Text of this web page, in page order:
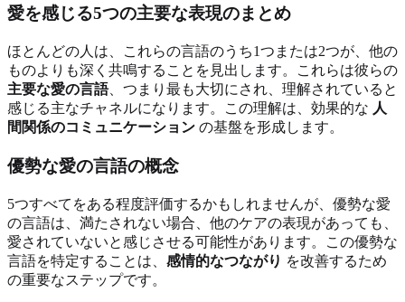
愛を感じる5つの主要な表現のまとめ
ほとんどの人は、これらの言語のうち1つまたは2つが、他の
ものよりも深く共鳴することを見出します。これらは彼らの
主要な愛の言語、つまり最も大切にされ、理解されていると
感じる主なチャネルになります。この理解は、効果的な 人
間関係のコミュニケーション の基盤を形成します。
優勢な愛の言語の概念
5つすべてをある程度評価するかもしれませんが、優勢な愛
の言語は、満たされない場合、他のケアの表現があっても、
愛されていないと感じさせる可能性があります。この優勢な
言語を特定することは、 感情的なつながり を改善するため
の重要なステップです。